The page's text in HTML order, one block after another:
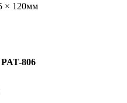
× 120мм
806